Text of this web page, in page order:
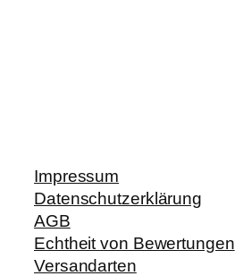
Impressum
Datenschutzerklärung
AGB
Echtheit von Bewertungen
Versandarten